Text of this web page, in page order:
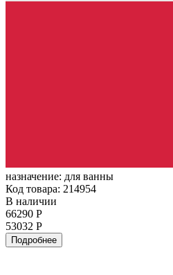
назначение: для ванны
Код товара: 214954
В наличии
66290 Р
53032 Р
Подробнее